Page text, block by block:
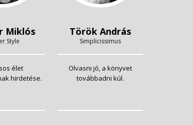
Miklós
Style
élet
hirdetése.
Török András
Simplicissimus
Olvasni jó, a könyvet
továbbadni kúl.